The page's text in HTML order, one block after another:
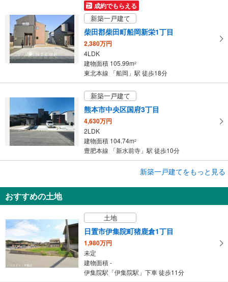
す
る
成約でもらえる
新築一戸建て
柴田郡柴田町船岡新栄1丁目
2,380万円
4LDK
建物面積 105.99m2
東北本線 「船岡」駅 徒歩18分
新築一戸建て
熊本市中央区国府3丁目
4,630万円
2LDK
建物面積 104.74m2
豊肥本線 「新水前寺」駅 徒歩10分
建物面積 101.04m2
新築一戸建てをもっと見る
おすすめの土地
土地
日置市伊集院町猪鹿倉1丁目
1,980万円
未定
建物面積 -
伊集院駅「伊集院駅」下車 徒歩11分